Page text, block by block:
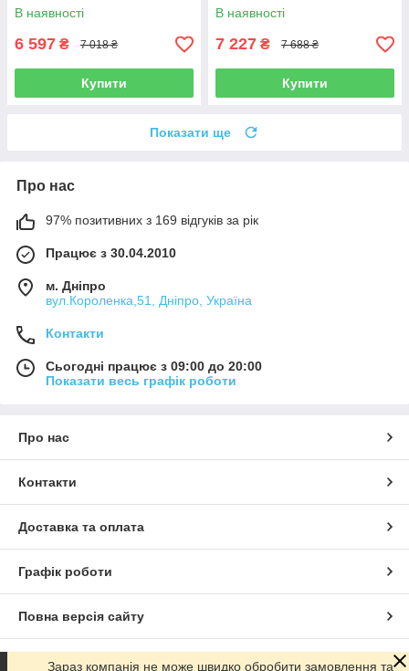
В наявності
6 597 ₴ 7 018 ₴
Купити
В наявності
7 227 ₴ 7 688 ₴
Купити
Показати ще
Про нас
97% позитивних з 169 відгуків за рік
Працює з 30.04.2010
м. Дніпро
вул.Короленка,51, Дніпро, Україна
Контакти
Сьогодні працює з 09:00 до 20:00
Показати весь графік роботи
Про нас
Контакти
Доставка та оплата
Графік роботи
Повна версія сайту
Сайт створено на маркетплейсіProm.ua
Зараз компанія не може швидко обробити замовлення та